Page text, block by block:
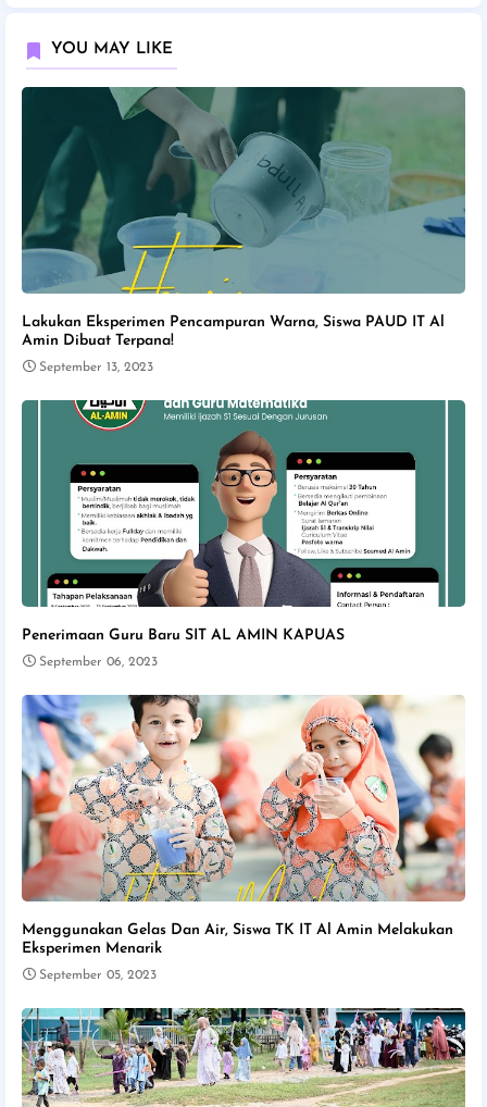
YOU MAY LIKE
Lakukan Eksperimen Pencampuran Warna, Siswa PAUD IT Al
Amin Dibuat Terpana!
September 13, 2023
Penerimaan Guru Baru SIT AL AMIN KAPUAS
September 06, 2023
Menggunakan Gelas Dan Air, Siswa TK IT Al Amin Melakukan
Eksperimen Menarik
September 05, 2023